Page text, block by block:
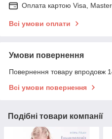
Оплата картою Visa,
Всі умови оплати
Умови повернення
Повернення товару впродовж
Всі умови повернення
Подібні товари компанії